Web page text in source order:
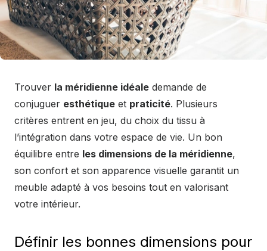
Trouver la méridienne idéale demande de
conjuguer esthétique et praticité. Plusieurs
critères entrent en jeu, du choix du tissu à
l’intégration dans votre espace de vie. Un bon
équilibre entre les dimensions de la méridienne,
son confort et son apparence visuelle garantit un
meuble adapté à vos besoins tout en valorisant
votre intérieur.
Définir les bonnes dimensions pour